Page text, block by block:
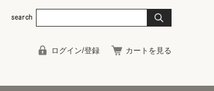
ログイン/登録 カートを見る